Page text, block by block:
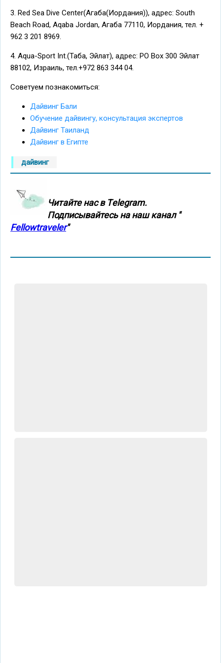
3. Red Sea Dive Center(Агаба(Иордания)), адрес: South
Beach Road, Aqaba Jordan, Агаба 77110, Иордания, тел. +
962 3 201 8969.
4. Aqua-Sport Int.(Таба, Эйлат), адрес: PO Box 300 Эйлат
88102, Израиль, тел.+972 863 344 04.
Советуем познакомиться:
Дайвинг Бали
Обучение дайвингу, консультация экспертов
Дайвинг Таиланд
Дайвинг в Египте
дайвинг
Читайте нас в Тelegram.
Подписывайтесь на наш канал "
Fellowtraveler"